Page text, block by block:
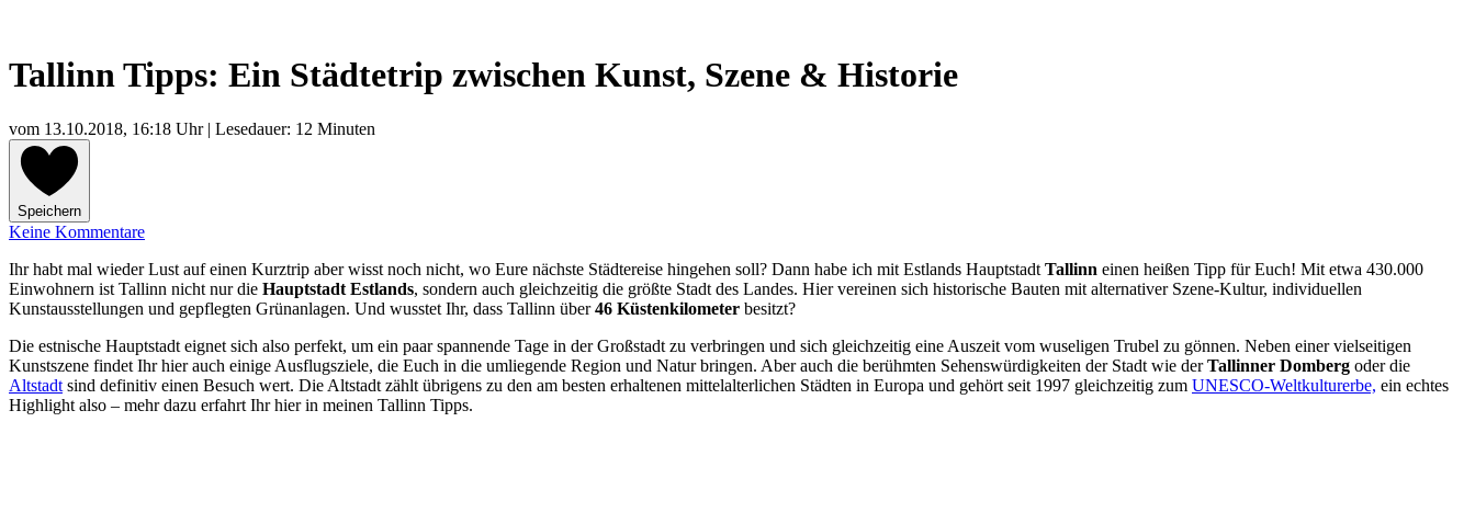
Tallinn Tipps: Ein Städtetrip zwischen Kunst, Szene & Historie
vom 13.10.2018, 16:18 Uhr| Lesedauer: 12 Minuten
Speichern
Keine Kommentare
Ihr habt mal wieder Lust auf einen Kurztrip aber wisst noch nicht, wo Eure nächste Städtereise hingehen soll? Dann habe ich mit Estlands Hauptstadt Tallinn einen heißen Tipp für Euch! Mit etwa 430.000
Einwohnern ist Tallinn nicht nur die Hauptstadt Estlands, sondern auch gleichzeitig die größte Stadt des Landes. Hier vereinen sich historische Bauten mit alternativer Szene-Kultur, individuellen
Kunstausstellungen und gepflegten Grünanlagen. Und wusstet Ihr, dass Tallinn über46 Küstenkilometer besitzt?
Die estnische Hauptstadt eignet sich also perfekt, um ein paar spannende Tage in der Großstadt zu verbringen und sich gleichzeitig eine Auszeit vom wuseligen Trubel zu gönnen. Neben einer vielseitigen
Kunstszene findet Ihr hier auch einige Ausflugsziele, die Euch in die umliegende Region und Natur bringen. Aber auch die berühmten Sehenswürdigkeiten der Stadt wie derTallinner Domberg oder die
Altstadt sind definitiv einen Besuch wert. Die Altstadt zählt übrigens zu den am besten erhaltenen mittelalterlichen Städten in Europa und gehört seit 1997 gleichzeitig zum UNESCO-Weltkulturerbe, ein echtes
Highlight also – mehr dazu erfahrt Ihr hier in meinen Tallinn Tipps.